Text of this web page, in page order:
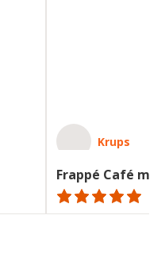
Krups
Frappé Café mit
ratings.NaN